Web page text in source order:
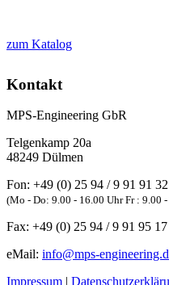
zum Katalog
Kontakt
MPS-Engineering GbR
Telgenkamp 20a
48249 Dülmen
Fon: +49 (0) 25 94 / 9 91 91 32
(Mo - Do: 9.00 - 16.00 Uhr Fr : 9.00
Fax: +49 (0) 25 94 / 9 91 95 17
eMail: info@mps-
Impressum |